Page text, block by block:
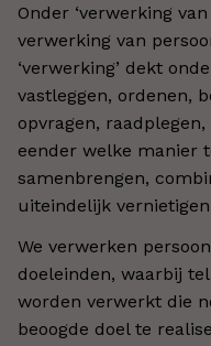
Onder ‘verwerking
verwerking van
‘verwerking’ dekt
vastleggen, ordenen,
opvragen,
eender welke manier
samenbrengen,
uiteindelijk
We verwerken
doeleinden, waarbij
worden verwerkt die
beoogde doel te